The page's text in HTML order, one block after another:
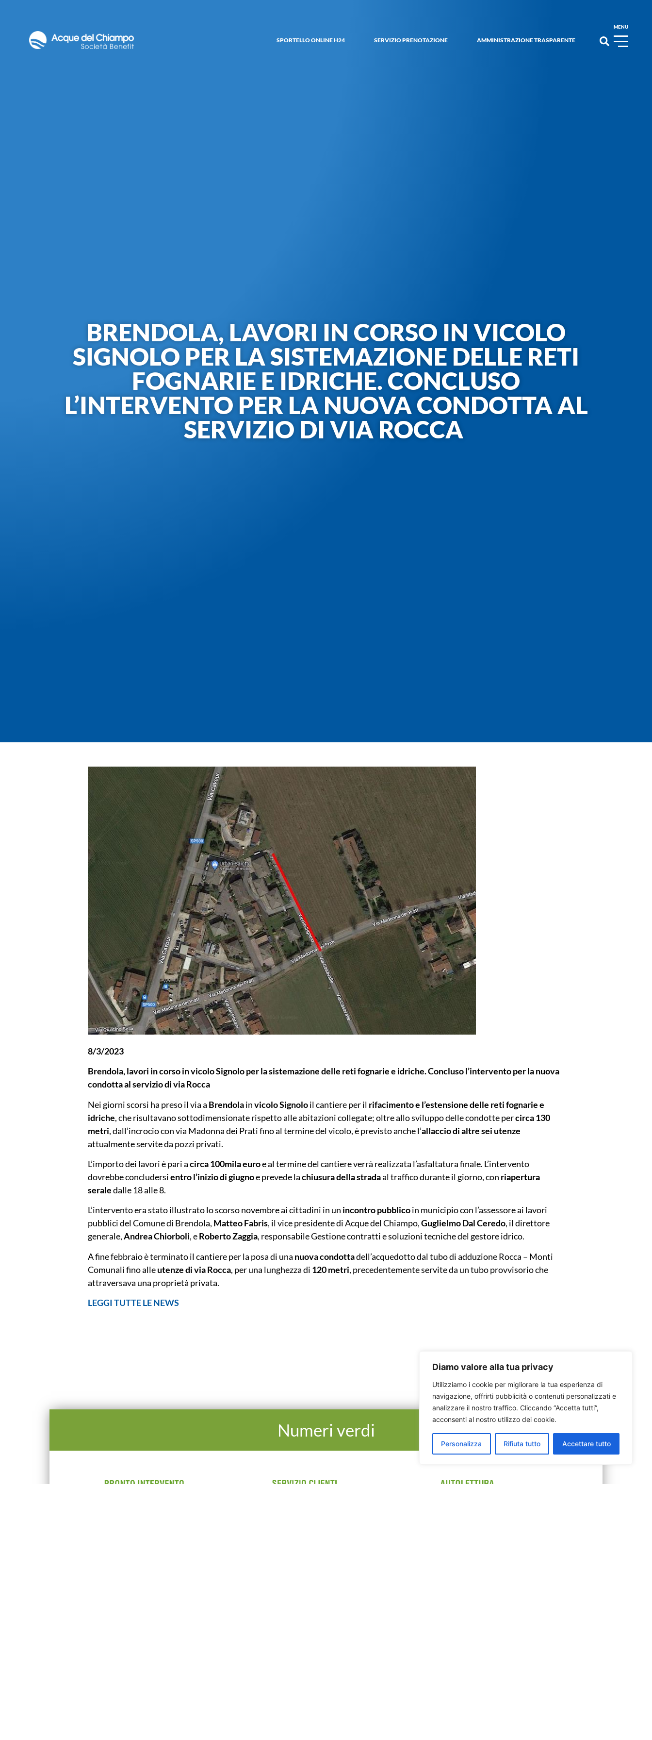
Diamo valore alla tua privacy
Utilizziamo i cookie per migliorare la tua esperienza di
navigazione, offrirti pubblicità o contenuti personalizzati e
analizzare il nostro traffico. Cliccando “Accetta tutti”,
acconsenti al nostro utilizzo dei cookie.
Personalizza Rifiuta tutto Accettare tutto
SPORTELLO ONLINE H24 SERVIZIO PRENOTAZIONE AMMINISTRAZIONE TRASPARENTE
MENU
BRENDOLA, LAVORI IN CORSO IN VICOLO
SIGNOLO PER LA SISTEMAZIONE DELLE RETI
FOGNARIE E IDRICHE. CONCLUSO
L’INTERVENTO PER LA NUOVA CONDOTTA AL
SERVIZIO DI VIA ROCCA
8/3/2023
Brendola, lavori in corso in vicolo Signolo per la sistemazione delle reti fognarie e idriche. Concluso l’intervento per la nuova
condotta al servizio di via Rocca
Nei giorni scorsi ha preso il via a Brendolainvicolo Signoloil cantiere per il rifacimento e l’estensione delle reti fognarie e
idriche, che risultavano sottodimensionate rispetto alle abitazioni collegate; oltre allo sviluppo delle condotte percirca 130
metri, dall’incrocio con via Madonna dei Prati fino al termine del vicolo, è previsto anche l’allaccio di altre sei utenze
attualmente servite da pozzi privati.
L’importo dei lavori è pari acirca 100mila euroe al termine del cantiere verrà realizzata l’asfaltatura finale. L’intervento
dovrebbe concludersientro l’inizio di giugnoe prevede lachiusura della stradaal traffico durante il giorno, con riapertura
seraledalle 18 alle 8.
L’intervento era stato illustrato lo scorso novembre ai cittadini in un incontro pubblicoin municipio con l’assessore ai lavori
pubblici del Comune di Brendola, Matteo Fabris, il vice presidente di Acque del Chiampo,Guglielmo Dal Ceredo, il direttore
generale,Andrea Chiorboli, eRoberto Zaggia, responsabile Gestione contratti e soluzioni tecniche del gestore idrico.
A fine febbraio è terminato il cantiere per la posa di una nuova condottadell’acquedotto dal tubo di adduzione Rocca – Monti
Comunali fino alleutenze di via Rocca, per una lunghezza di 120 metri, precedentemente servite da un tubo provvisorio che
attraversava una proprietà privata.
LEGGI TUTTE LE NEWS
Numeri verdi